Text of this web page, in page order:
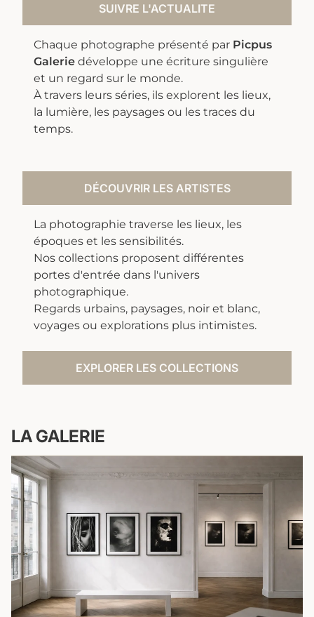
SUIVRE L'ACTUALITE
Chaque photographe présenté par Picpus
Galerie développe une écriture singulière
et un regard sur le monde.
À travers leurs séries, ils explorent les lieux,
la lumière, les paysages ou les traces du
temps.
DÉCOUVRIR LES ARTISTES
La photographie traverse les lieux, les
époques et les sensibilités.
Nos collections proposent différentes
portes d'entrée dans l'univers
photographique.
Regards urbains, paysages, noir et blanc,
voyages ou explorations plus intimistes.
EXPLORER LES COLLECTIONS
LA GALERIE